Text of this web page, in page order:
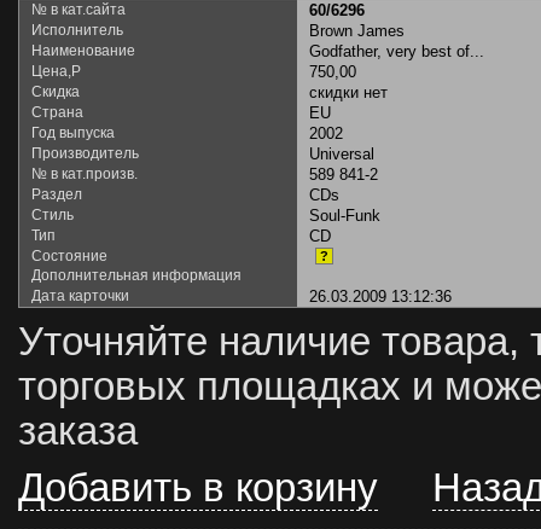
№ в кат.сайта 60/6296
Исполнитель Brown James
Наименование Godfather, very best of...
Цена,Р 750,00
Скидка скидки нет
Страна EU
Год выпуска 2002
Производитель Universal
№ в кат.произв. 589 841-2
Раздел CDs
Стиль Soul-Funk
Тип CD
Состояние ?
Дополнительная информация
Дата карточки
26.03.2009 13:12:36
Уточняйте наличие товара,
торговых площадках и
заказа
Добавить в корзину